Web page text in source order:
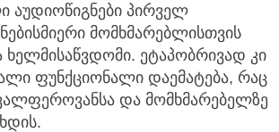
აუდიოწიგნები პირველ
მომხმარებლისთვის
ხელმისაწვდომი. ეტაპობრივად კი
ფუნქციონალი დაემატება, რაც
და მომხმარებელზე